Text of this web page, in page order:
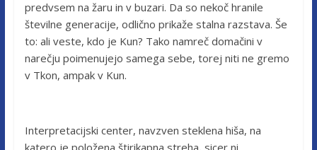
predvsem na žaru in v buzari. Da so nekoč hranile
številne generacije, odlično prikaže stalna razstava. Še
to: ali veste, kdo je Kun? Tako namreč domačini v
narečju poimenujejo samega sebe, torej niti ne gremo
v Tkon, ampak v Kun.
Interpretacijski center, navzven steklena hiša, na